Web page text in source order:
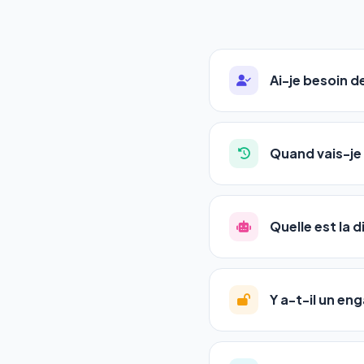
Ai-je besoin
Absolument pas.
auto-entrepreneurs,
l'adresse de votre
Quand vais-
La plupart de nos
progression
votre tableau de bord.
Quelle est la
LeSEO(Search
GEO(Generative
Gemini et Perplexity
deux simultanément
Y a-t-il un
Aucun engagement.